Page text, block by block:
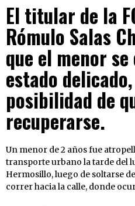
El titular de la
Rómulo Salas
que el menor
estado
posibilidad de
recuperarse.
Un menor de 2 años fue
transporte urbano la tarde del
Hermosillo, luego de soltarse
correr hacia la calle, donde